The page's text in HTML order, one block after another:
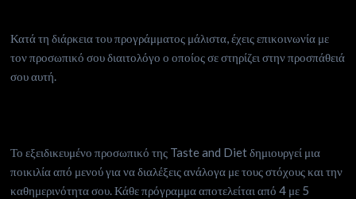
Κατά τη διάρκεια του προγράμματος μάλιστα, έχεις επικοινωνία με
τον προσωπικό σου διαιτολόγο ο οποίος σε στηρίζει στην προσπάθειά
σου αυτή.
Το εξειδικευμένο προσωπικό της Taste and Diet δημιουργεί μια
ποικιλία από μενού για να διαλέξεις ανάλογα με τους στόχους και την
καθημερινότητα σου. Κάθε πρόγραμμα αποτελείται από 4 με 5